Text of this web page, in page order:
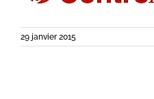
29 janvier 2015